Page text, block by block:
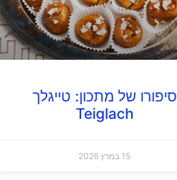
סיפורו של מתכון: טייגלך
Teiglach
15 במרץ 2026